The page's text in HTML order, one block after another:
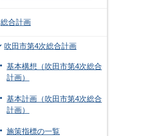
総合計画
吹田市第4次総合計画
基本構想（吹田市第4次総合
計画）
基本計画（吹田市第4次総合
計画）
施策指標の一覧